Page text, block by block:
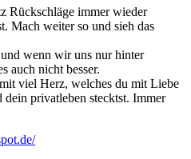
Rückschläge immer wieder
Mach weiter so und sieh das
wenn wir uns nur hinter
auch nicht besser.
viel Herz, welches du mit Liebe
privatleben stecktst. Immer